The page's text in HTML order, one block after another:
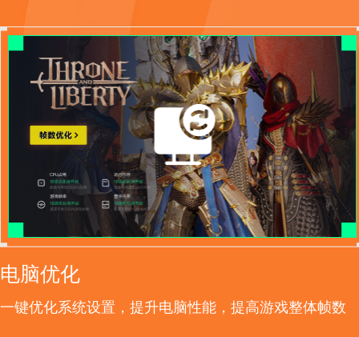
电脑优化
一键优化系统设置，提升电脑性能，提高游戏整体帧数